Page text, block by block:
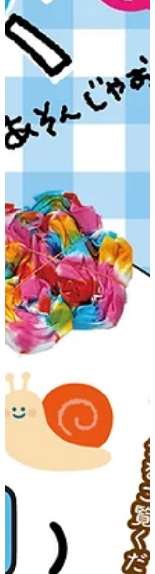
丁目2-32 【駐車場】無料 【定員】18名
（先着順） 【申込方法】メールにて：
artis8nohe@gmail.com ①【参加希望日】
②【参加されるお子様の氏名（ふりが
な）】 ③【